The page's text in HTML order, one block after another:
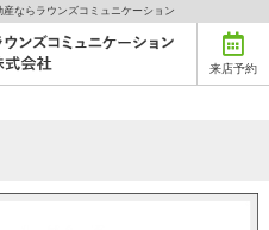
ならラウンズコミュニケーション
来店予約